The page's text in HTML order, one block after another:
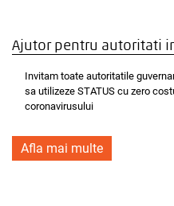
Ajutor pentru autoritati
Invitam toate autoritatile
sa utilizeze STATUS cu zero
coronavirusului
Afla mai multe